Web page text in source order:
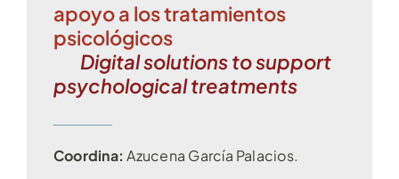
apoyo a los tratamientos
psicológicos
Digital solutions to support
psychological treatments
Coordina:Azucena García Palacios.